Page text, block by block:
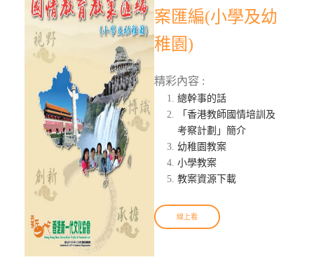
案匯編(小學及幼
稚園)
精彩內容 :
總幹事的話
「香港教師國情培訓及
考察計劃」簡介
幼稚園教案
小學教案
教案資源下載
線上看